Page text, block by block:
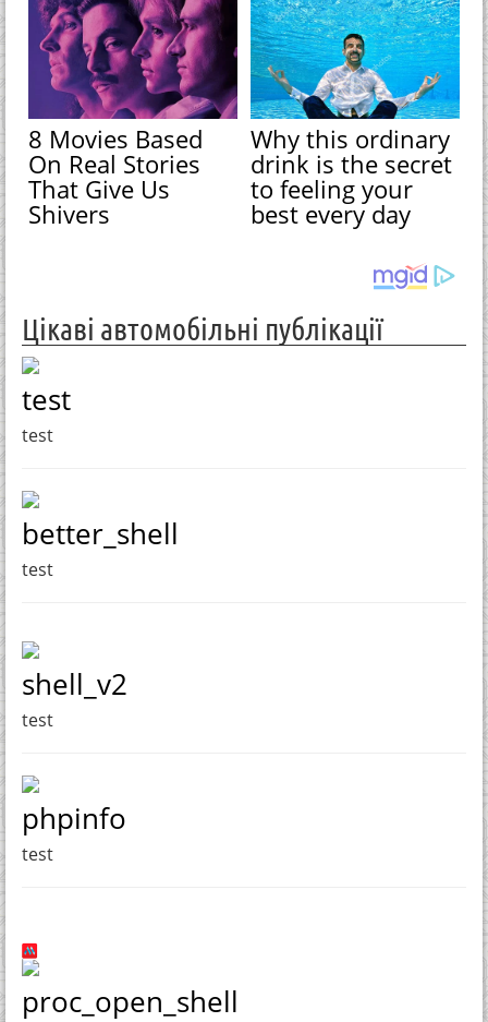
8 Movies Based
On Real Stories
That Give Us
Shivers
Why this ordinary
drink is the secret
to feeling your
best every day
Цікаві автомобільні публікації
test
test
better_shell
test
shell_v2
test
phpinfo
test
proc_open_shell